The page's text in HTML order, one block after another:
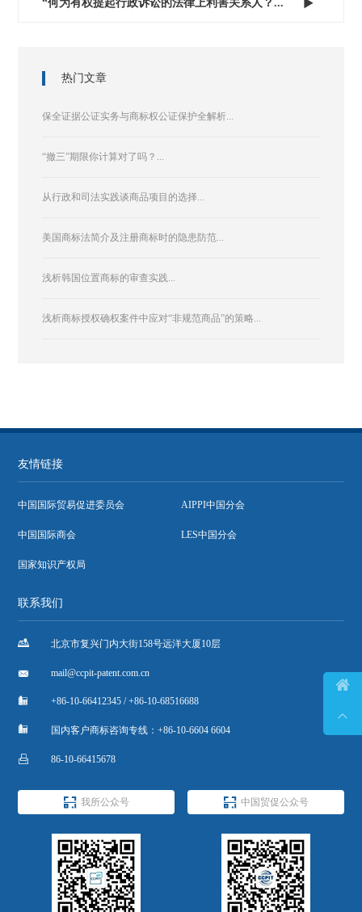
“何为有权提起行政诉讼的法律上利害关系人？... 
热门文章
保全证据公证实务与商标权公证保护全解析...
“撤三”期限你计算对了吗？...
从行政和司法实践谈商品项目的选择...
美国商标法简介及注册商标时的隐患防范...
浅析韩国位置商标的审查实践...
浅析商标授权确权案件中应对“非规范商品”的策略...
友情链接
中国国际贸易促进委员会 AIPPI中国分会
中国国际商会 LES中国分会
国家知识产权局
联系我们
 北京市复兴门内大街158号远洋大厦10层
 mail@ccpit-patent.com.cn
 +86-10-66412345 / +86-10-68516688
 国内客户商标咨询专线：+86-10-6604 6604
 86-10-66415678
 我所公众号  中国贸促公众号

